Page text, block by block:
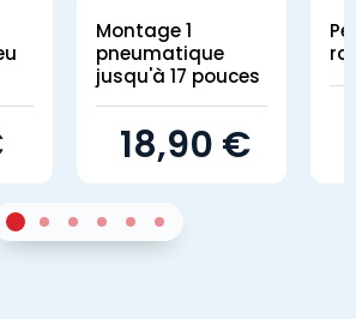
Montage 1
pneumatique
jusqu'à 17 pouces
18,90 €
Sur 42Sur 43Sur 44Sur 45Sur 46Sur 4